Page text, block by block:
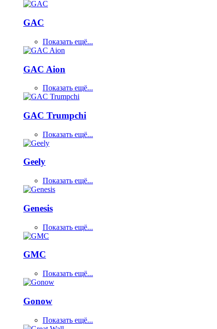
GAC
Показать ещё...
GAC Aion
Показать ещё...
GAC Trumpchi
Показать ещё...
Geely
Показать ещё...
Genesis
Показать ещё...
GMC
Показать ещё...
Gonow
Показать ещё...